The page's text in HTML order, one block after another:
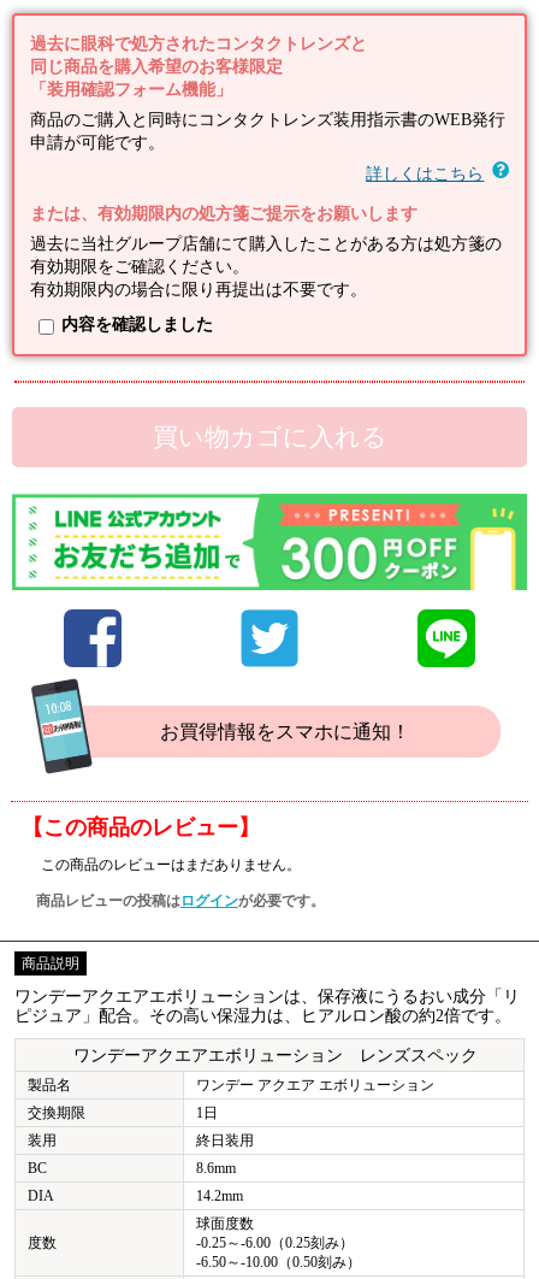
過去に眼科で処方されたコンタクトレンズと
同じ商品を購入希望のお客様限定
「装用確認フォーム機能」
商品のご購入と同時にコンタクトレンズ装用指示書のWEB発行
申請が可能です。
詳しくはこちら
または、有効期限内の処方箋ご提示をお願いします
過去に当社グループ店舗にて購入したことがある方は処方箋の
有効期限をご確認ください。
有効期限内の場合に限り再提出は不要です。
内容を確認しました
買い物カゴに入れる
お買得情報をスマホに通知！
【この商品のレビュー】
この商品のレビューはまだありません。
商品レビューの投稿はログインが必要です。
商品説明
ワンデーアクエアエボリューションは、保存液にうるおい成分「リ
ピジュア」配合。その高い保湿力は、ヒアルロン酸の約2倍です。
ワンデーアクエアエボリューション レンズスペック
製品名
ワンデー アクエア エボリューション
交換期限
1日
装用
終日装用
BC
8.6mm
DIA
14.2mm
度数
球面度数
-0.25～-6.00（0.25刻み）
-6.50～-10.00（0.50刻み）